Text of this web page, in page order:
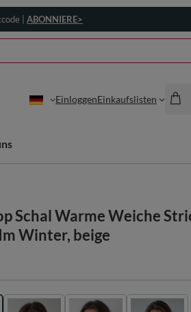
| ABONNIERE>
EinloggenEinkaufslisten
Schal Warme Weiche
Winter, beige